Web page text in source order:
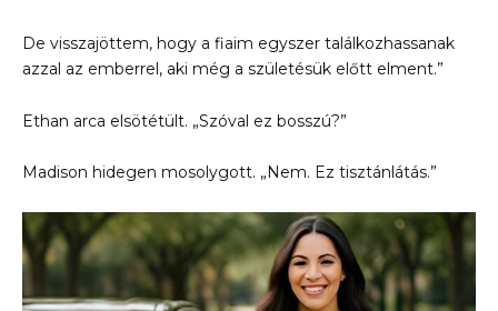
De visszajöttem, hogy a fiaim egyszer találkozhassanak
azzal az emberrel, aki még a születésük előtt elment.”
Ethan arca elsötétült. „Szóval ez bosszú?”
Madison hidegen mosolygott. „Nem. Ez tisztánlátás.”